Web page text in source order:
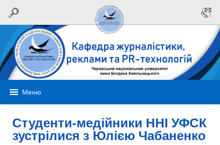
Меню
Студенти-медійники ННІ УФСК
зустрілися з Юлією Чабаненко